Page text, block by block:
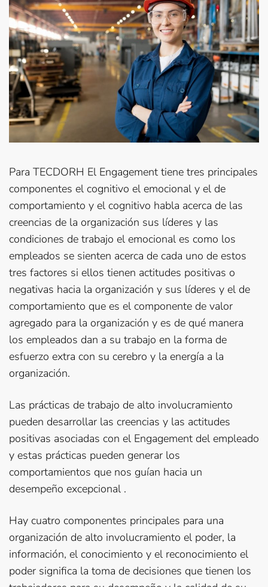
Para TECDORH El Engagement tiene tres principales
componentes el cognitivo el emocional y el de
comportamiento y el cognitivo habla acerca de las
creencias de la organización sus líderes y las
condiciones de trabajo el emocional es como los
empleados se sienten acerca de cada uno de estos
tres factores si ellos tienen actitudes positivas o
negativas hacia la organización y sus líderes y el de
comportamiento que es el componente de valor
agregado para la organización y es de qué manera
los empleados dan a su trabajo en la forma de
esfuerzo extra con su cerebro y la energía a la
organización.
Las prácticas de trabajo de alto involucramiento
pueden desarrollar las creencias y las actitudes
positivas asociadas con el Engagement del empleado
y estas prácticas pueden generar los
comportamientos que nos guían hacia un
desempeño excepcional .
Hay cuatro componentes principales para una
organización de alto involucramiento el poder, la
información, el conocimiento y el reconocimiento el
poder significa la toma de decisiones que tienen los